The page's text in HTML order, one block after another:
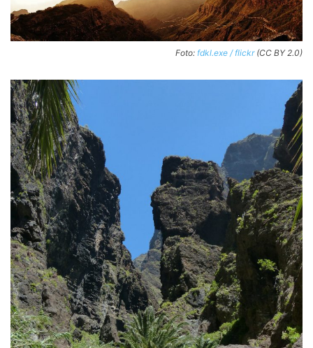
Foto: fdkl.exe / flickr(CC BY 2.0)